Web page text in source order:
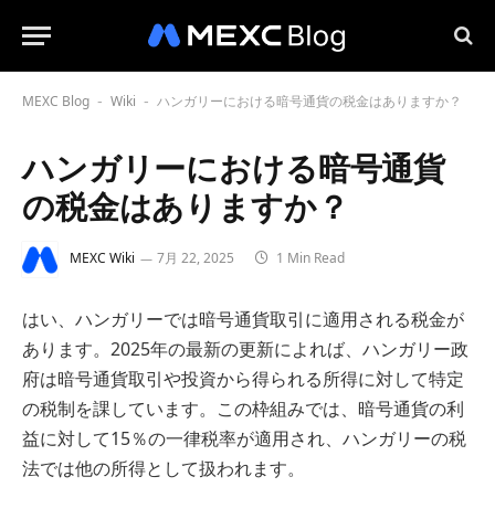
MEXC Blog - Wiki - ハンガリーにおける暗号通貨の税金はありますか？
ハンガリーにおける暗号通貨
の税金はありますか？
MEXC Wiki 7月 22, 2025 1 Min Read
はい、ハンガリーでは暗号通貨取引に適用される税金が
あります。2025年の最新の更新によれば、ハンガリー政
府は暗号通貨取引や投資から得られる所得に対して特定
の税制を課しています。この枠組みでは、暗号通貨の利
益に対して15％の一律税率が適用され、ハンガリーの税
法では他の所得として扱われます。